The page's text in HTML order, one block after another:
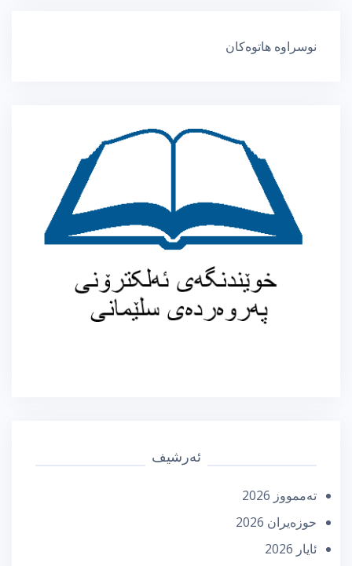
نوسراوە هاتوەکان
ئەرشیف
تەممووز 2026
حوزه‌یران 2026
ئایار 2026